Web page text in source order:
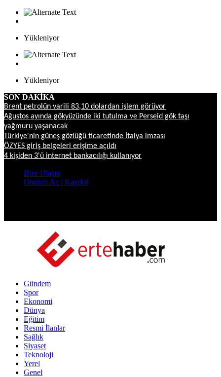
Yükleniyor
Yükleniyor
SON DAKİKA
Brent petrolün varili 83,10 dolardan işlem görüyor
Ağustos ayında gökyüzünde iki tutulma ve Perseid gök taşı
yağmuru yaşanacak
Türkiye'nin güneş gözlüğü ticaretinde İtalya imzası
ÖZYES giriş belgeleri erişime açıldı
4 kişiden 3'ü internet bankacılığı kullanıyor
Bize Ulaşın
Oturum Aç / Kaydol
Gündem
Spor
Ekonomi
Dünya
Eğitim
Resmi İlanlar
Sağlık
Siyaset
Teknoloji
Yerel
Genel